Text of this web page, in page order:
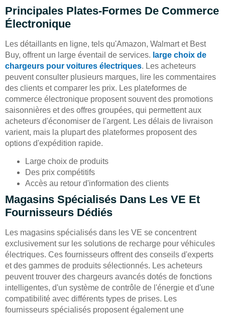
Principales Plates-Formes De Commerce
Électronique
Les détaillants en ligne, tels qu'Amazon, Walmart et Best
Buy, offrent un large éventail de services. large choix de
chargeurs pour voitures électriques. Les acheteurs
peuvent consulter plusieurs marques, lire les commentaires
des clients et comparer les prix. Les plateformes de
commerce électronique proposent souvent des promotions
saisonnières et des offres groupées, qui permettent aux
acheteurs d'économiser de l'argent. Les délais de livraison
varient, mais la plupart des plateformes proposent des
options d'expédition rapide.
Large choix de produits
Des prix compétitifs
Accès au retour d'information des clients
Magasins Spécialisés Dans Les VE Et
Fournisseurs Dédiés
Les magasins spécialisés dans les VE se concentrent
exclusivement sur les solutions de recharge pour véhicules
électriques. Ces fournisseurs offrent des conseils d'experts
et des gammes de produits sélectionnés. Les acheteurs
peuvent trouver des chargeurs avancés dotés de fonctions
intelligentes, d'un système de contrôle de l'énergie et d'une
compatibilité avec différents types de prises. Les
fournisseurs spécialisés proposent également une